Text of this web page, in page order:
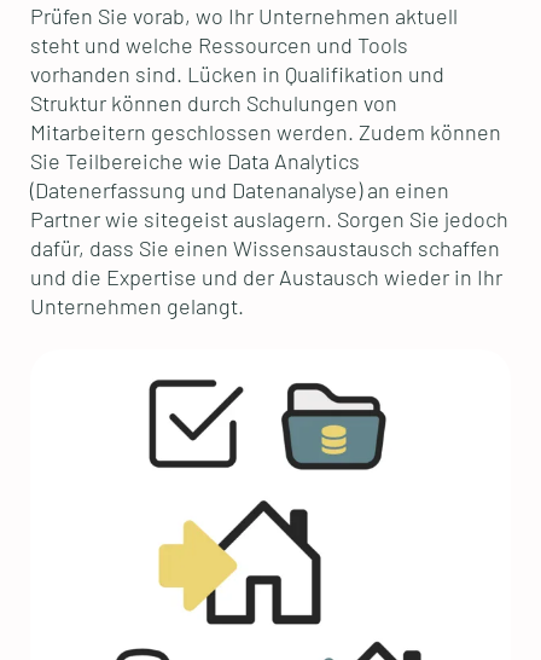
Prüfen Sie vorab, wo Ihr Unternehmen aktuell
steht und welche Ressourcen und Tools
vorhanden sind. Lücken in Qualifikation und
Struktur können durch Schulungen von
Mitarbeitern geschlossen werden. Zudem können
Sie Teilbereiche wie Data Analytics
(Datenerfassung und Datenanalyse) an einen
Partner wie sitegeist auslagern. Sorgen Sie jedoch
dafür, dass Sie einen Wissensaustausch schaffen
und die Expertise und der Austausch wieder in Ihr
Unternehmen gelangt.